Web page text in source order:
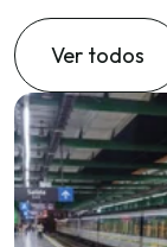
Ver todos